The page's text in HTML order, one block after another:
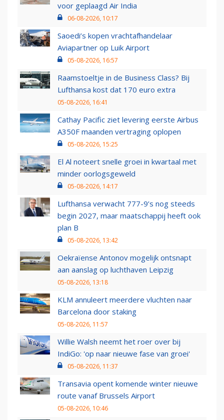
voor geplaagd Air India
06-08-2026, 10:17
Saoedi’s kopen vrachtafhandelaar
Aviapartner op Luik Airport
05-08-2026, 16:57
Raamstoeltje in de Business Class? Bij
Lufthansa kost dat 170 euro extra
05-08-2026, 16:41
Cathay Pacific ziet levering eerste Airbus
A350F maanden vertraging oplopen
05-08-2026, 15:25
El Al noteert snelle groei in kwartaal met
minder oorlogsgeweld
05-08-2026, 14:17
Lufthansa verwacht 777-9’s nog steeds
begin 2027, maar maatschappij heeft ook
plan B
05-08-2026, 13:42
Oekraïense Antonov mogelijk ontsnapt
aan aanslag op luchthaven Leipzig
05-08-2026, 13:18
KLM annuleert meerdere vluchten naar
Barcelona door staking
05-08-2026, 11:57
Willie Walsh neemt het roer over bij
IndiGo: 'op naar nieuwe fase van groei'
05-08-2026, 11:37
Transavia opent komende winter nieuwe
route vanaf Brussels Airport
05-08-2026, 10:46